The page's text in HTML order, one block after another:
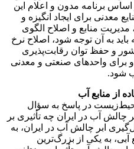
اساس برنامه مدون و اعلام این
معدنی برای ایجاد انگیزه و
منابع و اصلاح الگوی
به آن توجه شود، اصلاح نرخ
و حفظ توان رقابت‌پذیری
برای واحدهای صنعتی و معدنی
شود.
از منابع آب
در پاسخ به سؤال
آب در ایران چه تأثیری بر
ابر چالش آب در ایران، به
به یکی از بزرگ‌ترین